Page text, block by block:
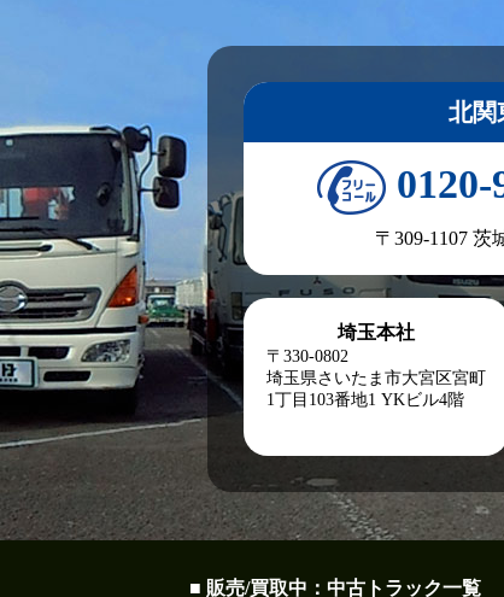
北関
0120-
〒309-1107 茨
埼玉本社
〒330-0802
埼玉県さいたま市大宮区宮町
1丁目103番地1 YKビル4階
■ 販売/買取中：中古トラック一覧